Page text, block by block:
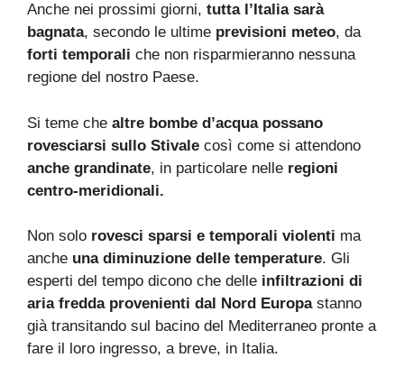
Anche nei prossimi giorni, tutta l’Italia sarà
bagnata, secondo le ultime previsioni meteo, da
forti temporali che non risparmieranno nessuna
regione del nostro Paese.
Si teme che altre bombe d’acqua possano
rovesciarsi sullo Stivale così come si attendono
anche grandinate, in particolare nelle regioni
centro-meridionali.
Non solo rovesci sparsi e temporali violenti ma
anche una diminuzione delle temperature. Gli
esperti del tempo dicono che delle infiltrazioni di
aria fredda provenienti dal Nord Europastanno
già transitando sul bacino del Mediterraneo pronte a
fare il loro ingresso, a breve, in Italia.